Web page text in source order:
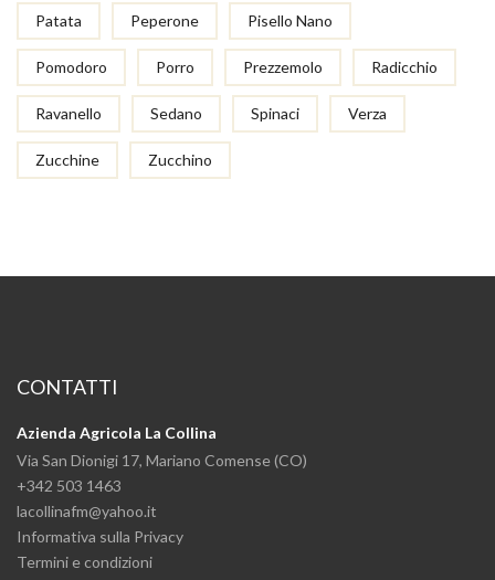
Patata Peperone Pisello Nano
Pomodoro Porro Prezzemolo Radicchio
Ravanello Sedano Spinaci Verza
Zucchine Zucchino
CONTATTI
Azienda Agricola La Collina
Via San Dionigi 17, Mariano Comense (CO)
+342 503 1463
lacollinafm@yahoo.it
Informativa sulla Privacy
Termini e condizioni